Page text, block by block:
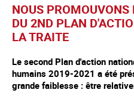
NOUS
DU 2ND PLAN
LA TRAITE
Le second Plan d'action
humains 2019-2021 a été
grande faiblesse : être